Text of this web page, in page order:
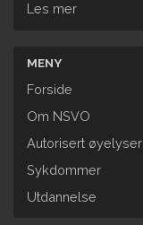
Les mer
MENY
Forside
Om NSVO
Autorisert øyelyser
Sykdommer
Utdannelse